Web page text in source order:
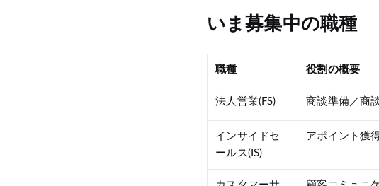
いま募集中の職種
職種 役割の概要
法人営業(FS) 商談準備／商
インサイドセ
ールス(IS)
アポイント獲